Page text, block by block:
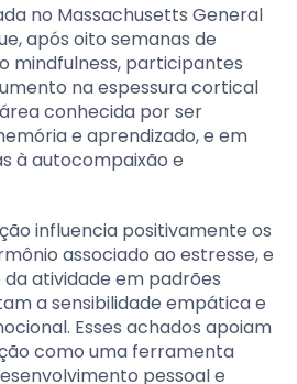
no Massachusetts General
após oito semanas de
mindfulness, participantes
na espessura cortical
conhecida por ser
e aprendizado, e em
à autocompaixão e
influencia positivamente os
associado ao estresse, e
atividade em padrões
a sensibilidade empática e
Esses achados apoiam
como uma ferramenta
pessoal e